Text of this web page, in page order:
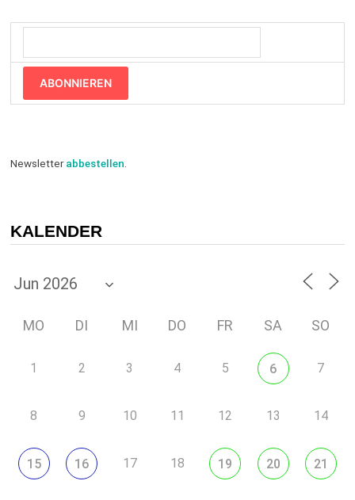
ABONNIEREN
Newsletterabbestellen.
KALENDER
MO DI MI DO FR SA SO
1 2 3 4 5 6 7
8 9 10 11 12 13 14
15 16 17 18 19 20 21